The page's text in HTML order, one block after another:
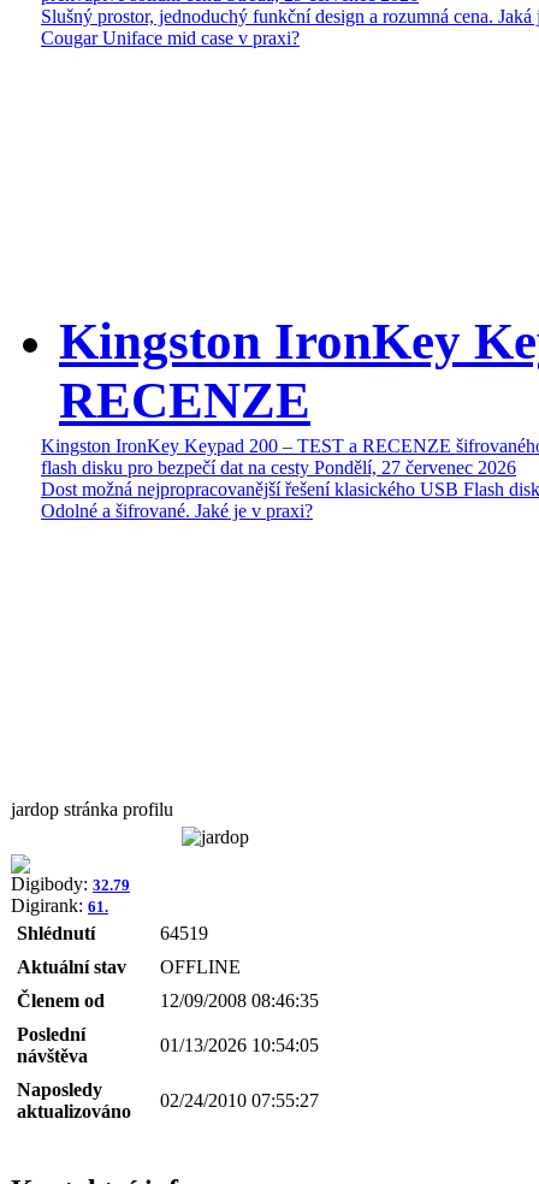
Slušný prostor, jednoduchý funkční design a rozumná cena. Jaká
Cougar Uniface mid case v praxi?
Kingston IronKey
RECENZE
Kingston IronKey Keypad 200 – TEST a RECENZE
flash disku pro bezpečí dat na cesty Pondělí, 27 červenec 2026
Dost možná nejpropracovanější řešení klasického USB Flash
Odolné a šifrované. Jaké je v praxi?
jardop stránka profilu
Digibody: 32.79
Digirank: 61.
Shlédnutí
64519
Aktuální stav
OFFLINE
Členem od
12/09/2008 08:46:35
Poslední
návštěva
01/13/2026 10:54:05
Naposledy
aktualizováno
02/24/2010 07:55:27